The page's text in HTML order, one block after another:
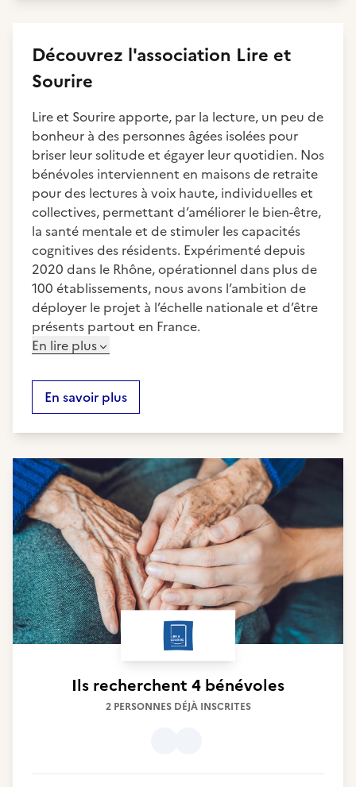
Découvrez l'association Lire et
Sourire
Lire et Sourire apporte, par la lecture, un peu de
bonheur à des personnes âgées isolées pour
briser leur solitude et égayer leur quotidien. Nos
bénévoles interviennent en maisons de retraite
pour des lectures à voix haute, individuelles et
collectives, permettant d’améliorer le bien-être,
la santé mentale et de stimuler les capacités
cognitives des résidents. Expérimenté depuis
2020 dans le Rhône, opérationnel dans plus de
100 établissements, nous avons l’ambition de
déployer le projet à l’échelle nationale et d’être
présents partout en France.
En lire plus
En savoir plus
Ils recherchent 4 bénévoles
2 PERSONNES DÉJÀ INSCRITES